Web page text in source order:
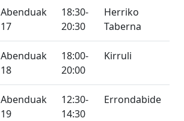
Abenduak
17
18:30-
20:30
Herriko
Taberna
Abenduak
18
18:00-
20:00
Kirruli
Abenduak
19
12:30-
14:30
Errondabide